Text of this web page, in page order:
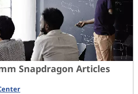
Snapdragon Articles